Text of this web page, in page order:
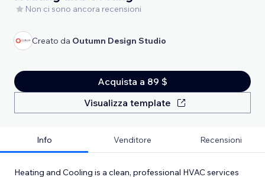
Non ci sono ancora recensioni
Creato da Outumn Design Studio
Acquista a 89 $
Visualizza template
Info Venditore Recensioni
Heating and Cooling is a clean, professional HVAC services